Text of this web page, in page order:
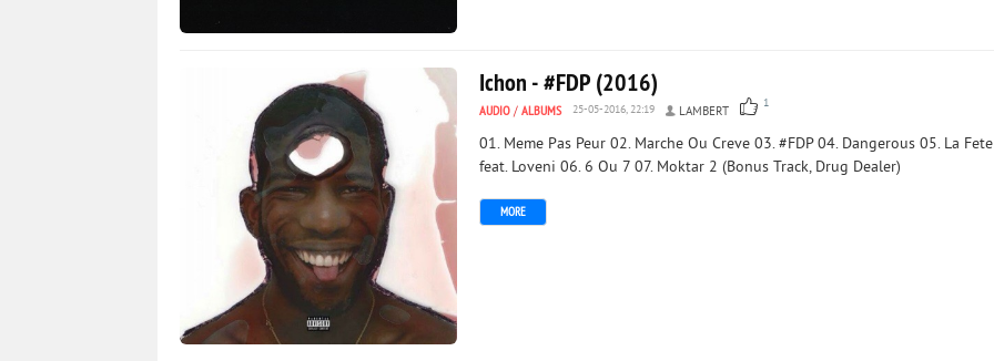
Ichon - #FDP (2016)
AUDIO / ALBUMS 25-05-2016, 22:19 LAMBERT
1
01. Meme Pas Peur 02. Marche Ou Creve 03. #FDP 04. Dangerous 05. La Fete
feat. Loveni 06. 6 Ou 7 07. Moktar 2 (Bonus Track, Drug Dealer)
MORE